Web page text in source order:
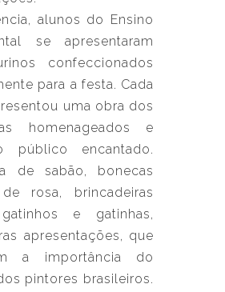
alunos do Ensino
se apresentaram
confeccionados
para a festa. Cada
uma obra dos
homenageados e
público encantado.
de sabão, bonecas
rosa, brincadeiras
e gatinhas,
apresentações, que
a importância do
pintores brasileiros.